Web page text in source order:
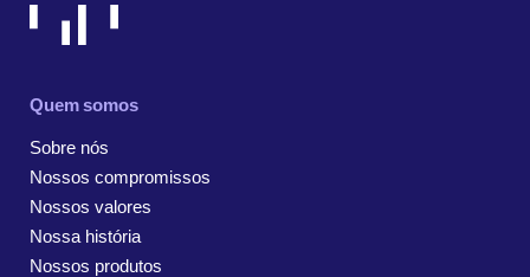
Quem somos
Sobre nós
Nossos compromissos
Nossos valores
Nossa história
Nossos produtos